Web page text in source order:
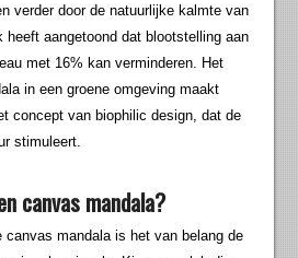
verder door de natuurlijke kalmte van
heeft aangetoond dat blootstelling aan
met 16% kan verminderen. Het
in een groene omgeving maakt
concept van biophilic design, dat de
stimuleert.
canvas mandala?
canvas mandala is het van belang de